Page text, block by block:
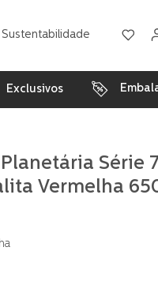
Sustentabilidade
Exclusivos
Série
Vermelha